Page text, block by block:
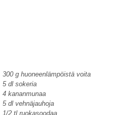
300 g huoneenlämpöistä voita
5 dl sokeria
4 kananmunaa
5 dl vehnäjauhoja
1/2 tl ruokasoodaa